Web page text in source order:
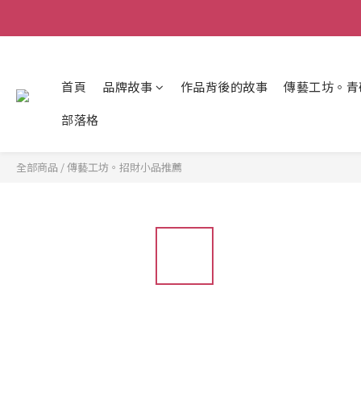
首頁 品牌故事 作品背後的故事
傳藝工坊。
部落格
全部商品 /傳藝工坊。招財小品推薦